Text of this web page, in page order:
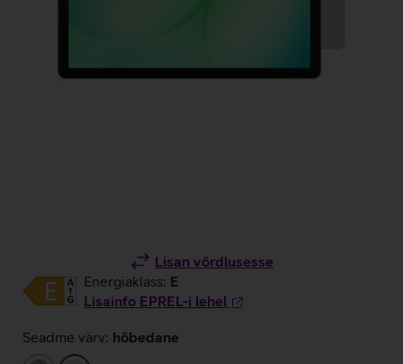
Lisan võrdlusesse
Energiaklass: E
Lisainfo EPREL-i lehel
Seadme värv: hõbedane